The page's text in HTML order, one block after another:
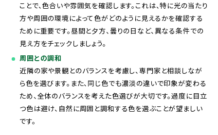
ことで、色合いや雰囲気を確認します。これは、特に光の当たり
方や周囲の環境によって色がどのように見えるかを確認する
ために重要です。昼間と夕方、曇りの日など、異なる条件での
見え方をチェックしましょう。
周囲との調和
近隣の家や景観とのバランスを考慮し、専門家と相談しなが
ら色を選びます。また、同じ色でも濃淡の違いで印象が変わる
ため、全体のバランスを考えた色選びが大切です。過度に目立
つ色は避け、自然に周囲と調和する色を選ぶことが望ましい
です。